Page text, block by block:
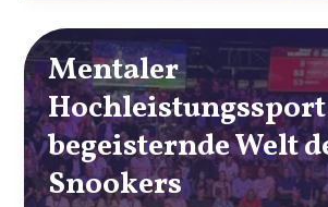
in
die
Welt
der
ETH
Mentaler
Hochleistungssport
begeisternde Welt
Snookers